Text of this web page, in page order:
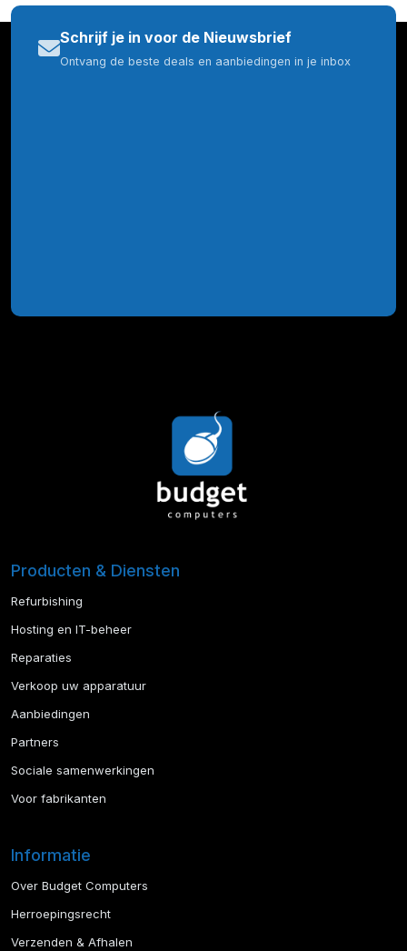
Schrijf je in voor de Nieuwsbrief
Ontvang de beste deals en aanbiedingen in je inbox
Producten & Diensten
Refurbishing
Hosting en IT-beheer
Reparaties
Verkoop uw apparatuur
Aanbiedingen
Partners
Sociale samenwerkingen
Voor fabrikanten
Informatie
Over Budget Computers
Herroepingsrecht
Verzenden & Afhalen